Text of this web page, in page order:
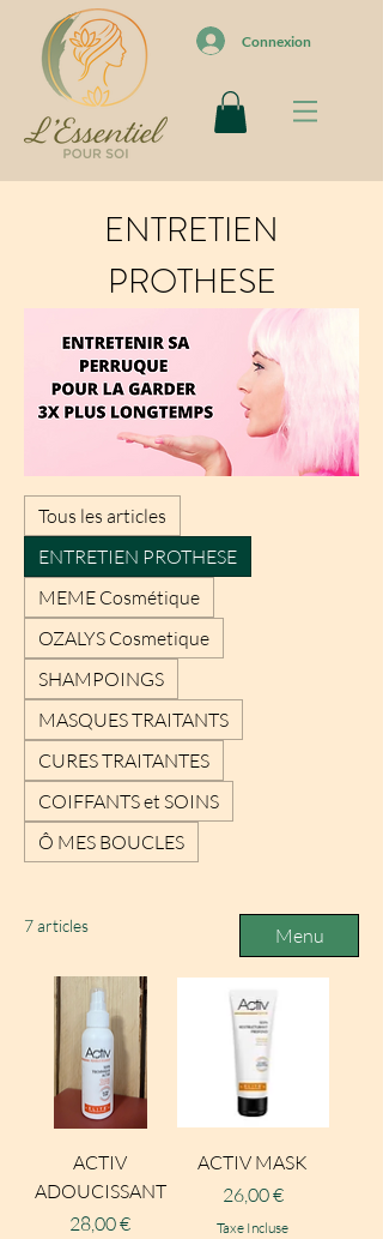
Connexion
ENTRETIEN
PROTHESE
Tous les articles
ENTRETIEN PROTHESE
MEME Cosmétique
OZALYS Cosmetique
SHAMPOINGS
MASQUES TRAITANTS
CURES TRAITANTES
COIFFANTS et SOINS
Ô MES BOUCLES
7 articles Menu
ACTIV
ADOUCISSANT
Prix
28,00 €
ACTIV MASK
Prix
26,00 €
Taxe Incluse